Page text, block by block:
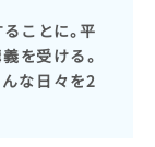
ことに。平
を受ける。
な日々を2